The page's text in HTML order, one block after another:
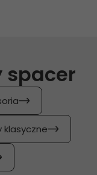
spacer
klasyczne